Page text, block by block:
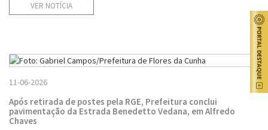
VER NOTÍCIA
11-06-2026
Após retirada de postes pela RGE, Prefeitura conclui
pavimentação da Estrada Benedetto Vedana, em Alfredo
Chaves